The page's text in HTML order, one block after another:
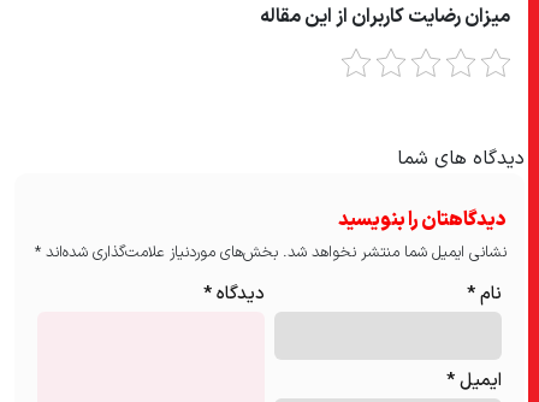
میزان رضایت کاربران از این مقاله
دیدگاه های شما
دیدگاهتان را بنویسید
نشانی ایمیل شما منتشر نخواهد شد. بخش‌های موردنیاز علامت‌گذاری شده‌اند*
دیدگاه* نام*
ایمیل*